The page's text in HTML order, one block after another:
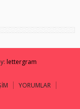
lettergram
YORUMLAR